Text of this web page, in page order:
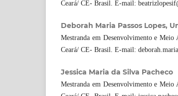
Ceará/ CE- Brasil. E-mail:
Deborah Maria Passos Lopes,
Mestranda em Desenvolvimento e Meio
Ceará/ CE- Brasil. E-mail:
Jessica Maria da Silva Pacheco
Mestranda em Desenvolvimento e Meio